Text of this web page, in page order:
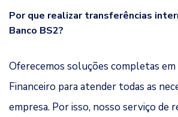
Por que realizar transferências
Banco BS2?
Oferecemos soluções completas em
Financeiro para atender todas as
empresa. Por isso, nosso serviço de